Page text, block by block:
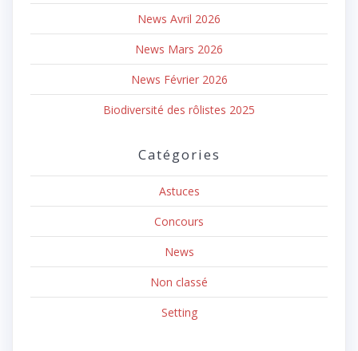
News Avril 2026
News Mars 2026
News Février 2026
Biodiversité des rôlistes 2025
Catégories
Astuces
Concours
News
Non classé
Setting